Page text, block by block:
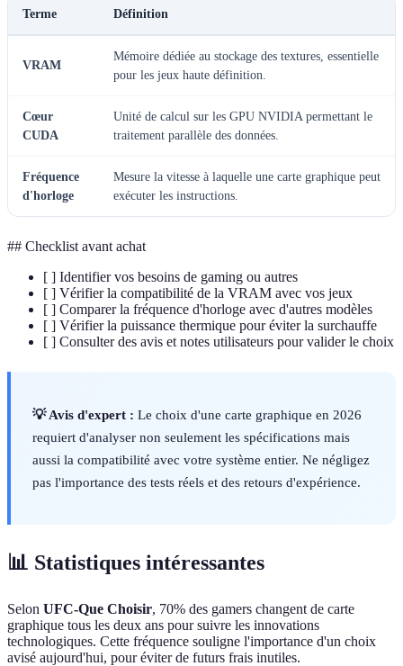
Terme Définition
VRAM
Mémoire dédiée au stockage des textures, essentielle
pour les jeux haute définition.
Cœur
CUDA
Unité de calcul sur les GPU NVIDIA permettant le
traitement parallèle des données.
Fréquence
d'horloge
Mesure la vitesse à laquelle une carte graphique peut
exécuter les instructions.
## Checklist avant achat
[ ] Identifier vos besoins de gaming ou autres
[ ] Vérifier la compatibilité de la VRAM avec vos jeux
[ ] Comparer la fréquence d'horloge avec d'autres modèles
[ ] Vérifier la puissance thermique pour éviter la surchauffe
[ ] Consulter des avis et notes utilisateurs pour valider le choix
💡 Avis d'expert : Le choix d'une carte graphique en 2026
requiert d'analyser non seulement les spécifications mais
aussi la compatibilité avec votre système entier. Ne négligez
pas l'importance des tests réels et des retours d'expérience.
📊 Statistiques intéressantes
Selon UFC-Que Choisir, 70% des gamers changent de carte
graphique tous les deux ans pour suivre les innovations
technologiques. Cette fréquence souligne l'importance d'un choix
avisé aujourd'hui, pour éviter de futurs frais inutiles.